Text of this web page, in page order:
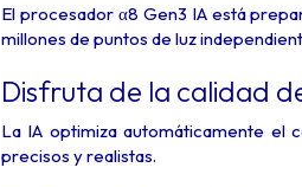
El procesador α8 Gen3 IA está
millones de puntos de luz
Disfruta de la calidad
La IA optimiza automáticamente el
precisos y realistas.